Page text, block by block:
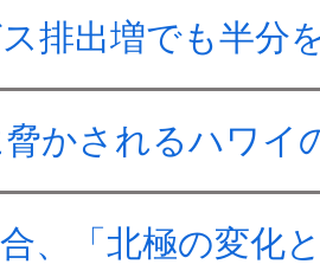
排出増でも半分
かされるハワイ
、「北極の変化